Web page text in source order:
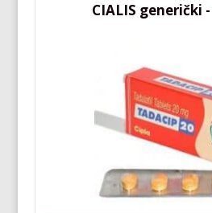
CIALIS generički